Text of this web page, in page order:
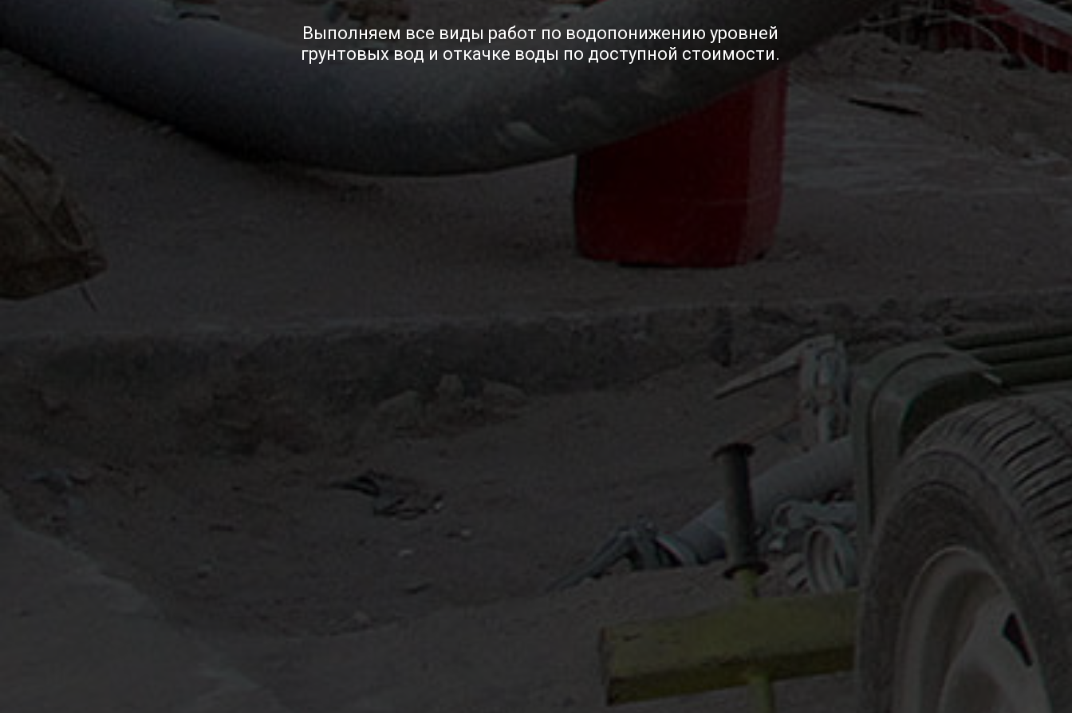
Выполняем все виды работ по водопонижению уровней
грунтовых вод и откачке воды по доступной стоимости.